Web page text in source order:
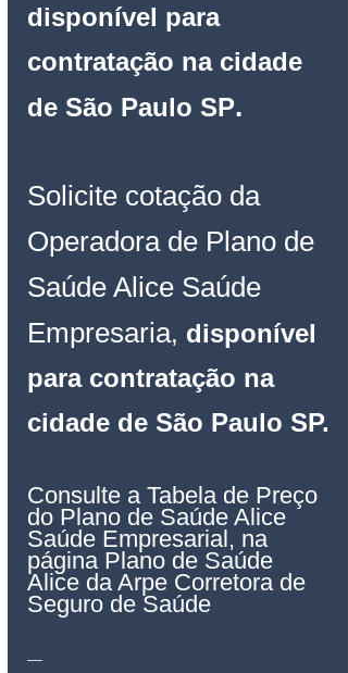
disponível para
contratação na cidade
de São Paulo SP.
Solicite cotação da
Operadora de Plano de
Saúde Alice Saúde
Empresaria, disponível
para contratação na
cidade de São Paulo SP.
Consulte a Tabela de Preço
do Plano de Saúde Alice
Saúde Empresarial, na
página Plano de Saúde
Alice da Arpe Corretora de
Seguro de Saúde
__